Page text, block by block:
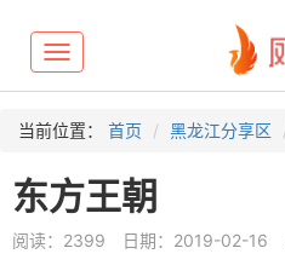
Toggle
navigation
当前位置： 首页 黑龙江分享区
东方王朝
阅读：2399 日期：2019-02-16